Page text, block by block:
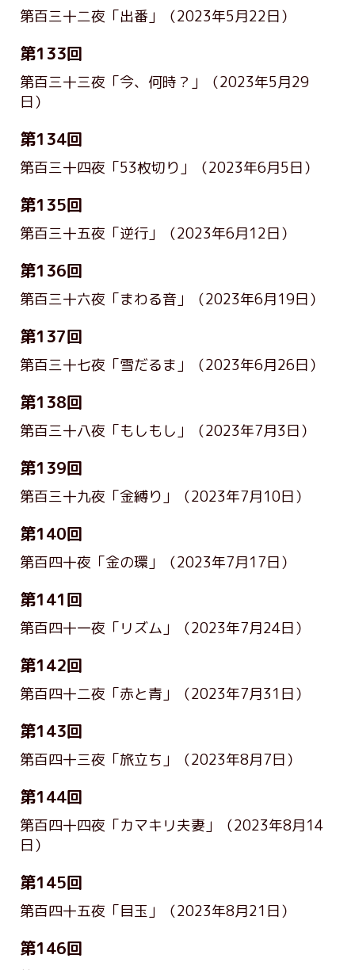
第百三十二夜「出番」 （2023年5月22日）
第133回
第百三十三夜「今、何時？」
（2023年5月29
日）
第134回
第百三十四夜「53枚切り」 （2023年6月5日）
第135回
第百三十五夜「逆行」 （2023年6月12日）
第136回
第百三十六夜「まわる音」 （2023年6月19日）
第137回
第百三十七夜「雪だるま」 （2023年6月26日）
第138回
第百三十八夜「もしもし」 （2023年7月3日）
第139回
第百三十九夜「金縛り」 （2023年7月10日）
第140回
第百四十夜「金の環」 （2023年7月17日）
第141回
第百四十一夜「リズム」 （2023年7月24日）
第142回
第百四十二夜「赤と青」 （2023年7月31日）
第143回
第百四十三夜「旅立ち」 （2023年8月7日）
第144回
第百四十四夜「カマキリ夫妻」
（2023年8月14
日）
第145回
第百四十五夜「目玉」 （2023年8月21日）
第146回